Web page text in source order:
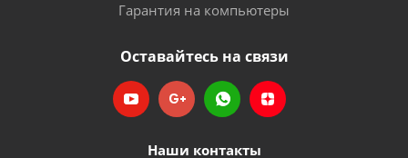
Гарантия на компьютеры
Оставайтесь на связи
Наши контакты